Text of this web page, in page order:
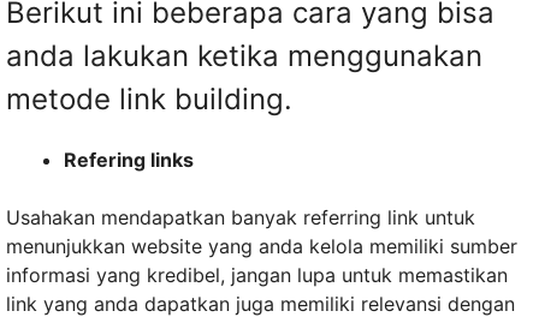
Berikut ini beberapa cara yang bisa
anda lakukan ketika menggunakan
metode link building.
Refering links
Usahakan mendapatkan banyak referring link untuk
menunjukkan website yang anda kelola memiliki sumber
informasi yang kredibel, jangan lupa untuk memastikan
link yang anda dapatkan juga memiliki relevansi dengan